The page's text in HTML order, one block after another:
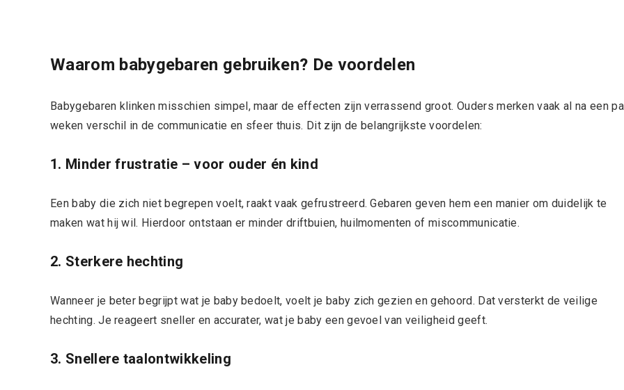
Waarom babygebaren gebruiken? De voordelen
Babygebaren klinken misschien simpel, maar de effecten zijn verrassend groot. Ouders merken vaak al na een
weken verschil in de communicatie en sfeer thuis. Dit zijn de belangrijkste voordelen:
1. Minder frustratie – voor ouder én kind
Een baby die zich niet begrepen voelt, raakt vaak gefrustreerd. Gebaren geven hem een manier om duidelijk te
maken wat hij wil. Hierdoor ontstaan er minder driftbuien, huilmomenten of miscommunicatie.
2. Sterkere hechting
Wanneer je beter begrijpt wat je baby bedoelt, voelt je baby zich gezien en gehoord. Dat versterkt de veilige
hechting. Je reageert sneller en accurater, wat je baby een gevoel van veiligheid geeft.
3. Snellere taalontwikkeling